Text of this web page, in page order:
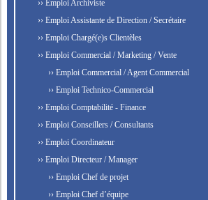
›› Emploi Archiviste
›› Emploi Assistante de Direction / Secrétaire
›› Emploi Chargé(e)s Clientèles
›› Emploi Commercial / Marketing / Vente
›› Emploi Commercial / Agent Commercial
›› Emploi Technico-Commercial
›› Emploi Comptabilité - Finance
›› Emploi Conseillers / Consultants
›› Emploi Coordinateur
›› Emploi Directeur / Manager
›› Emploi Chef de projet
›› Emploi Chef d’équipe